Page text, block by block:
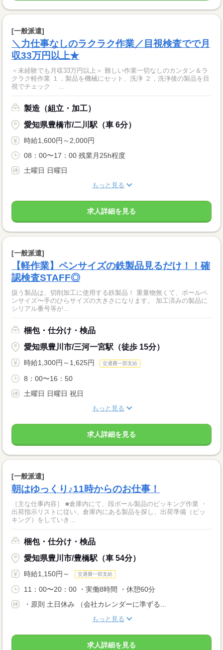
[一般派遣]
＼力仕事なしのラクラク作業／目視検査でで月
収33万円以上★
＜未経験でも月収33万円以上＞ 難しい作業一切なしのカンタン＆ラ
クラク軽作業 １，製品を機械にセット、洗浄 ２，洗浄後の製品を目
視でチェック ...
製造（組立・加工）
愛知県豊橋市/二川駅（車 6分）
時給1,600円～2,000円
08：00〜17：00 残業月25h程度
土曜日 日曜日
もっと見る
求人詳細を見る
[一般派遣]
【軽作業】ペンサイズの鉄製品見るだけ！！確
認検査STAFF◎
扱う製品は、切削加工に使用する鉄製品！ 重量物無くて、ボールペ
ンサイズ〜手のひらサイズの大きさになります。 加工済みの製品に
シリアル番号等が...
梱包・仕分け・検品
愛知県豊川市/三河一宮駅（徒歩 15分）
時給1,300円～1,625円 交通費一部支給
8：00〜16：50
土曜日 日曜日 祝日
もっと見る
求人詳細を見る
[一般派遣]
朝はゆっくり♪11時からのお仕事！
［主な仕事内容］ ■倉庫内にて、段ボール製品のピッキング作業 ・
出荷指示リストに従い、倉庫内にある製品を探し、出荷準備（ピッ
キング）をしていき...
梱包・仕分け・検品
愛知県豊川市/豊橋駅（車 54分）
時給1,150円～ 交通費一部支給
11：00〜20：00 ・実働8時間 ・休憩60分
・原則 土日休み （会社カレンダーに準ずる...
もっと見る
求人詳細を見る